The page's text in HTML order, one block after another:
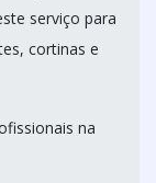
serviço para
cortinas e
na